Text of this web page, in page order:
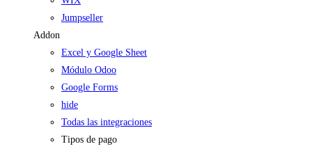
Jumpseller
Addon
Excel y Google Sheet
Módulo Odoo
Google Forms
hide
Todas las integraciones
Tipos de pago